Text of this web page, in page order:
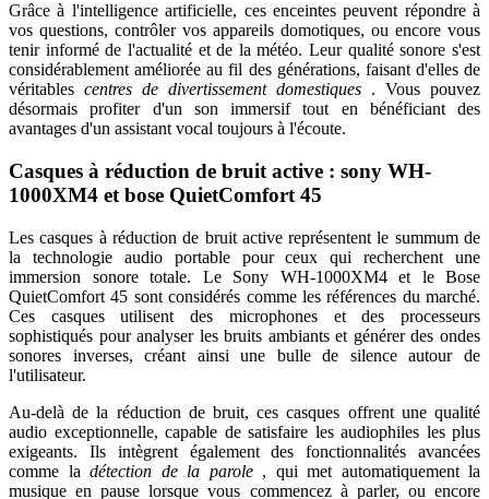
Grâce à l'intelligence artificielle, ces enceintes peuvent répondre à
vos questions, contrôler vos appareils domotiques, ou encore vous
tenir informé de l'actualité et de la météo. Leur qualité sonore s'est
considérablement améliorée au fil des générations, faisant d'elles de
véritables centres de divertissement domestiques . Vous pouvez
désormais profiter d'un son immersif tout en bénéficiant des
avantages d'un assistant vocal toujours à l'écoute.
Casques à réduction de bruit active : sony WH-
1000XM4 et bose QuietComfort 45
Les casques à réduction de bruit active représentent le summum de
la technologie audio portable pour ceux qui recherchent une
immersion sonore totale. Le Sony WH-1000XM4 et le Bose
QuietComfort 45 sont considérés comme les références du marché.
Ces casques utilisent des microphones et des processeurs
sophistiqués pour analyser les bruits ambiants et générer des ondes
sonores inverses, créant ainsi une bulle de silence autour de
l'utilisateur.
Au-delà de la réduction de bruit, ces casques offrent une qualité
audio exceptionnelle, capable de satisfaire les audiophiles les plus
exigeants. Ils intègrent également des fonctionnalités avancées
comme la détection de la parole , qui met automatiquement la
musique en pause lorsque vous commencez à parler, ou encore